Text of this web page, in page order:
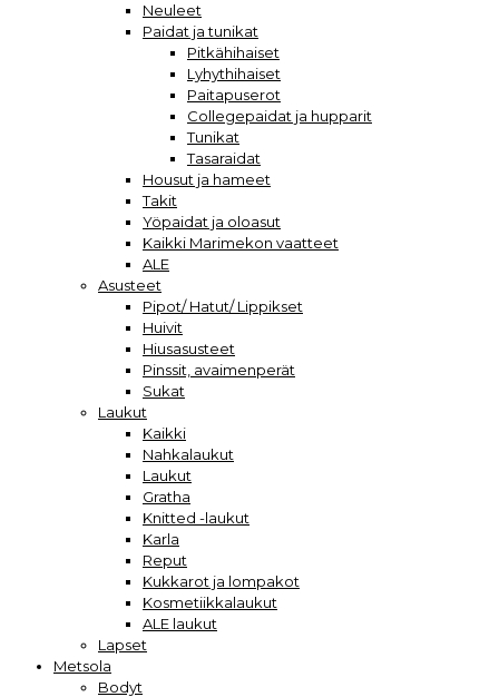
Neuleet
Paidat ja tunikat
Pitkähihaiset
Lyhythihaiset
Paitapuserot
Collegepaidat ja hupparit
Tunikat
Tasaraidat
Housut ja hameet
Takit
Yöpaidat ja oloasut
Kaikki Marimekon vaatteet
ALE
Asusteet
Pipot/ Hatut/ Lippikset
Huivit
Hiusasusteet
Pinssit, avaimenperät
Sukat
Laukut
Kaikki
Nahkalaukut
Laukut
Gratha
Knitted -laukut
Karla
Reput
Kukkarot ja lompakot
Kosmetiikkalaukut
ALE laukut
Lapset
Metsola
Bodyt